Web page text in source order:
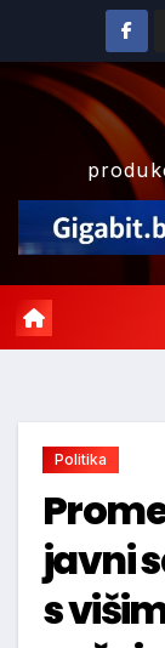
content
Politika
javni
s